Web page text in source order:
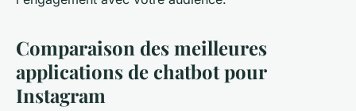
Comparaison des meilleures
applications de chatbot pour
Instagram